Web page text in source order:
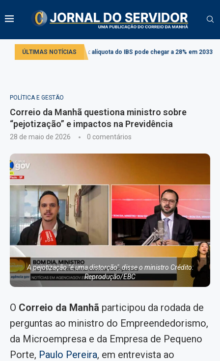
ÚLTIMAS NOTÍCIAS
tributária: alíquota do IBS pode chegar a 28% em 2033 Projeto cria
POLÍTICA E GESTÃO
Correio da Manhã questiona ministro sobre
“pejotização” e impactos na Previdência
28 de maio de 2026 0 comentários
A pejotização "é uma distorção", disse o ministro Crédito:
Reprodução/EBC
O Correio da Manhã participou da rodada de
perguntas ao ministro do Empreendedorismo,
da Microempresa e da Empresa de Pequeno
Porte, Paulo Pereira, em entrevista ao